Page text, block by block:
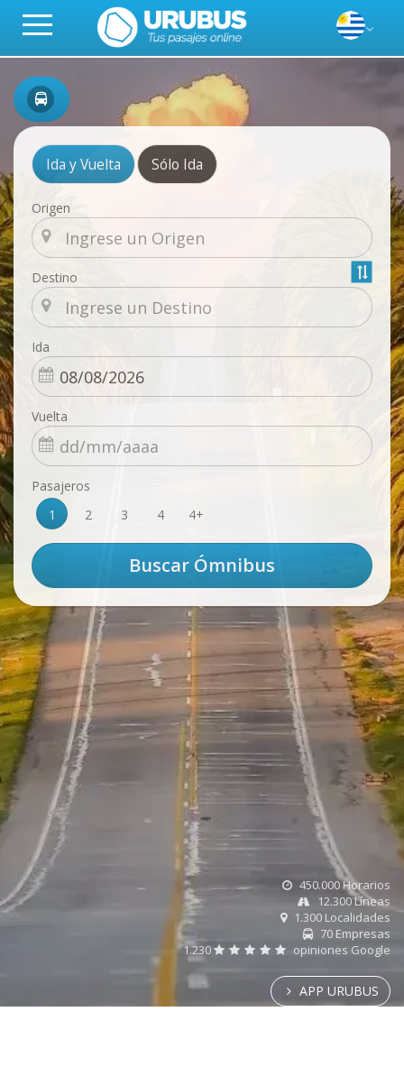
Ida y Vuelta Sólo Ida
Origen
Destino
Ida
Vuelta
Pasajeros
1
2 3 4 4+
450.000 Horarios
12.300 Líneas
1.300 Localidades
70 Empresas
1.230
opiniones Google
APP URUBUS